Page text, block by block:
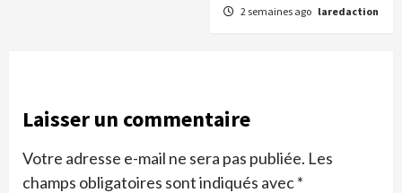
2 semaines ago laredaction
Laisser un commentaire
Votre adresse e-mail ne sera pas publiée. Les
champs obligatoires sont indiqués avec*